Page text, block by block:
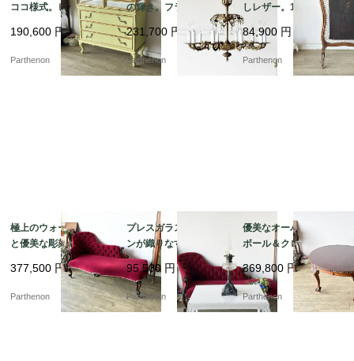
ココ様式。ピスタチオ
グリーンの引き出し式
ガラスショーケース付
き 3段チェスト【fo25
190,600 円
Parthenon
の輝き。フランスアン
ティークの重厚な真鍮
製大型クリスタルシャ
ンデリア【sy468】
231,700 円
Parthenon
しレザー。19世紀末フ
レンチアンティークの
木製ファイアースクリ
ーン【8555】
84,900 円
Parthenon
極上のウォールナット
と優美な彫刻の芸術。1
9世紀末の風格を纏うア
ンティーク・シェーズ
ロング（ソファ）【c3
377,500 円
Parthenon
プレスガラスとアイア
ンが織りなす重厚な佇
まい。元オイルランプ
の趣を残したスタンド
ランプ【03430】
95,500 円
Parthenon
優美なオーバル天板と
ボール＆クロウ脚のエ
クステンションテーブ
ル 緻密な彫刻が施され
た格調高い佇まい【t32
6】
369,800 円
Parthenon